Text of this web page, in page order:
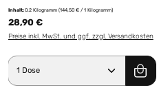
gewünschten
Inhalt:0.2 Kilogramm (144,50 € / 1 Kilogramm)
28,90 €
Preise inkl. MwSt. und ggf. zzgl. Versandkosten
Produkt Anzahl: